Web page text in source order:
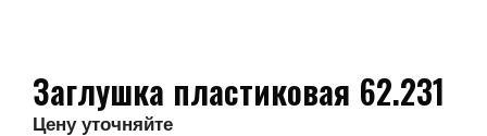
Заглушка пластиковая 62.231
Цену уточняйте